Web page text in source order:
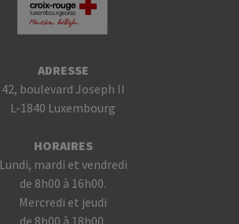
ADRESSE
42, boulevard Joseph II
L-1840 Luxembourg
HORAIRES
Lundi, mardi et vendredi
de 8h00 à 16h00.
Mercredi et jeudi